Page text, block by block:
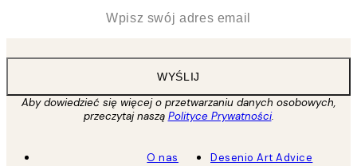
WYŚLIJ
Aby dowiedzieć się więcej o przetwarzaniu danych osobowych,
przeczytaj naszą Polityce Prywatności.
O nas
Desenio Art Advice